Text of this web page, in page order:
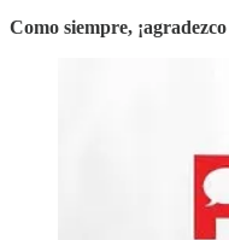
Como siempre,